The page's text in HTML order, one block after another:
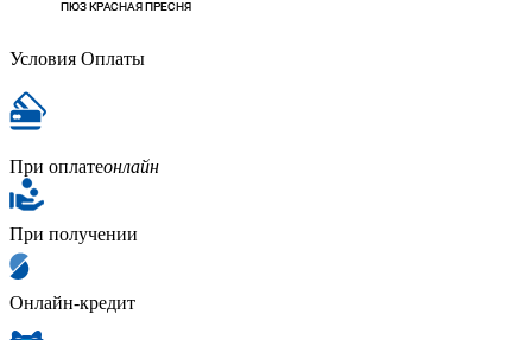
Условия Оплаты
При оплатеонлайн
При получении
Онлайн-кредит